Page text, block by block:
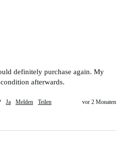
definitely purchase again. My
afterwards.
Ja Melden Teilen vor 2 Monaten